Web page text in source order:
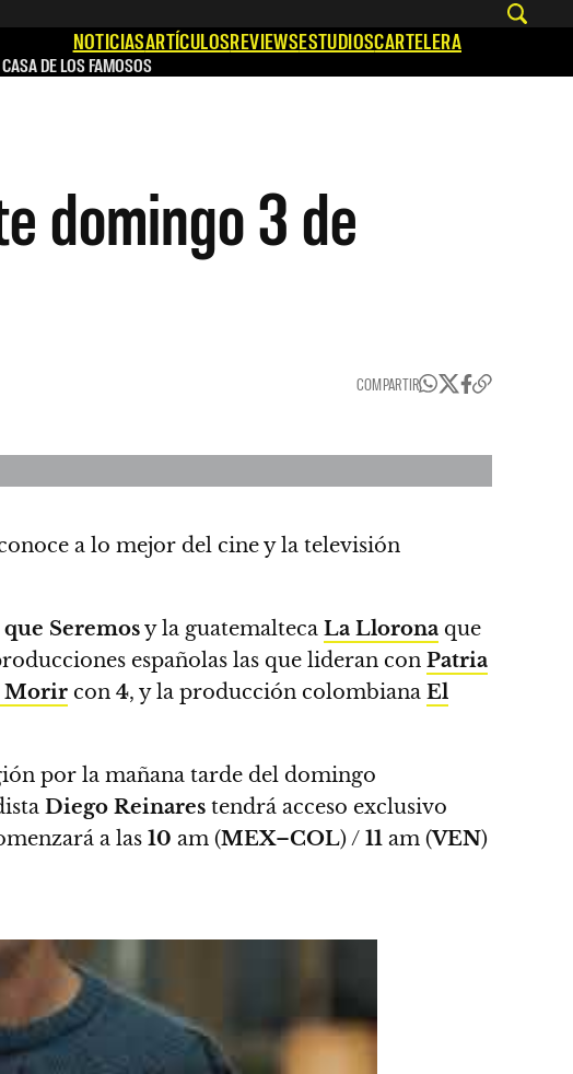
NOTICIASARTÍCULOSREVIEWSESTUDIOSCARTELERA
DE LOS FAMOSOS
domingo 3 de
COMPARTIR
a lo mejor del cine y la televisión
Seremosy la guatemalteca La Llorona que
españolas las que lideran con Patria
Morir con 4, y la producción colombiana El
por la mañana tarde del domingo
Diego Reinares tendrá acceso exclusivo
a las 10 am (MEX–COL) / 11 am (VEN)